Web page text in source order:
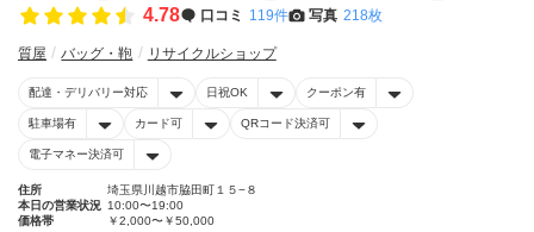
4.78 口コミ 119件 写真 218枚
質屋 バッグ・鞄 リサイクルショップ
配達・デリバリー対応 日祝OK クーポン有
駐車場有 カード可 QRコード決済可
電子マネー決済可
住所
埼玉県川越市脇田町１５−８
本日の営業状況 10:00〜19:00
価格帯
￥2,000〜￥50,000